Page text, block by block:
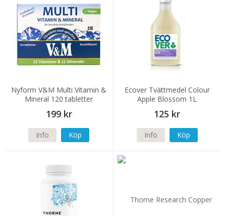
Nyform V&M Multi Vitamin &
Mineral 120 tabletter
199 kr
Info Köp
Ecover Tvättmedel Colour
Apple Blossom 1L
125 kr
Info Köp